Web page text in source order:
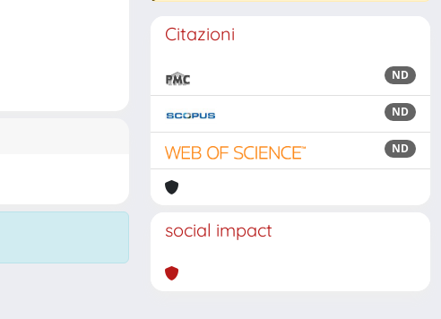
Citazioni
ND
ND
ND
social impact